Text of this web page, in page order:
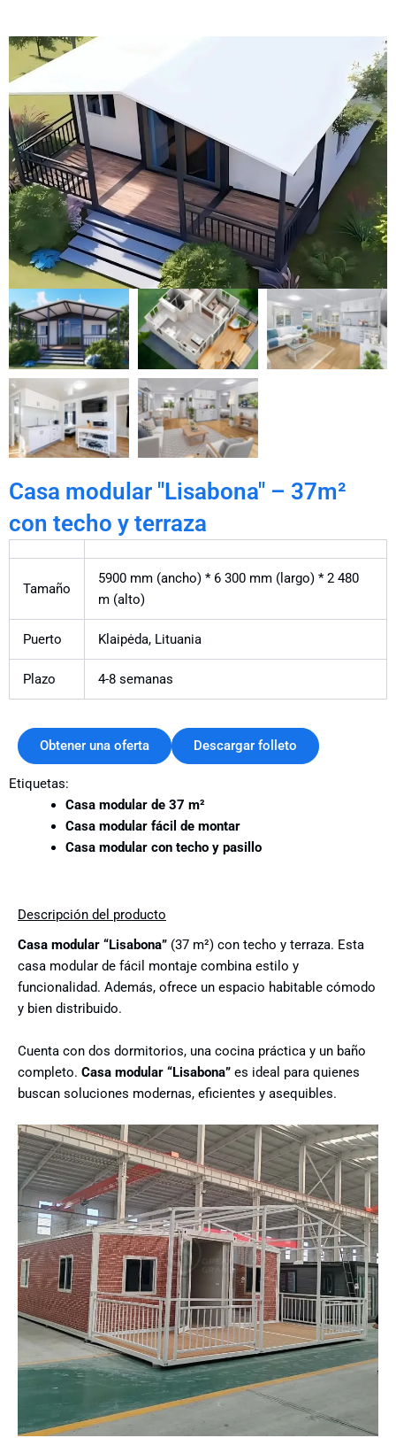
Casa modular "Lisabona" – 37m²
con techo y terraza
Tamaño
5900 mm (ancho) * 6 300 mm (largo) * 2 480
m (alto)
Puerto Klaipėda, Lituania
Plazo 4-8 semanas
Obtener una oferta Descargar folleto
Etiquetas:
Casa modular de 37 m²
Casa modular fácil de montar
Casa modular con techo y pasillo
Descripción del producto
Casa modular “Lisabona” (37 m²) con techo y terraza. Esta
casa modular de fácil montaje combina estilo y
funcionalidad. Además, ofrece un espacio habitable cómodo
y bien distribuido.
Cuenta con dos dormitorios, una cocina práctica y un baño
completo. Casa modular “Lisabona” es ideal para quienes
buscan soluciones modernas, eficientes y asequibles.